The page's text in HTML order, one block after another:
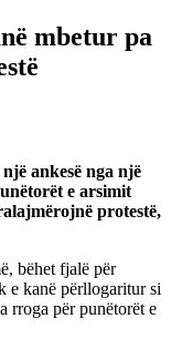
mbetur pa
ankesë nga një
e arsimit
protestë,
bëhet fjalë për
e kanë përllogaritur si
rroga për punëtorët e